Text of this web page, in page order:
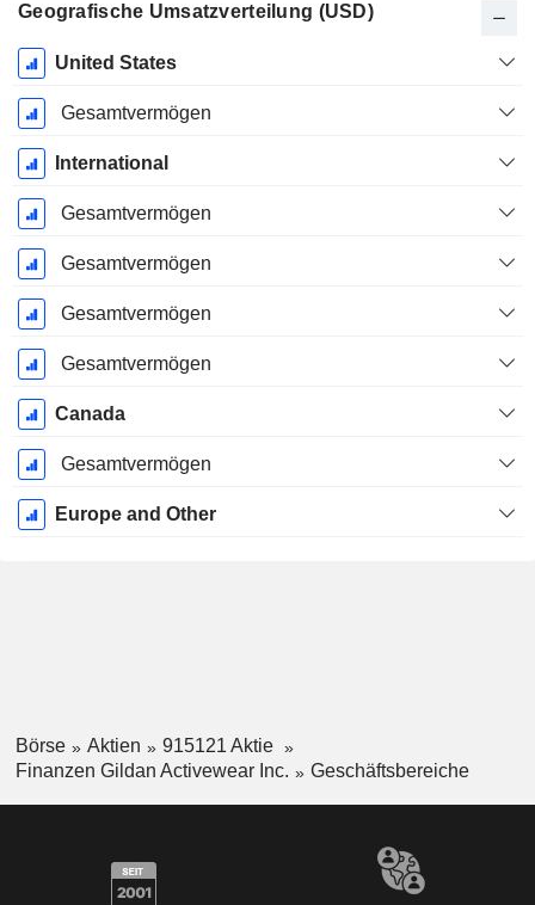
Geografische Umsatzverteilung (USD)
Ende d.
Geschäftsjahres:
Dezember
United States
Gesamtvermögen
International
Gesamtvermögen
Gesamtvermögen
Gesamtvermögen
Gesamtvermögen
Canada
Gesamtvermögen
Europe and Other
Börse Aktien
915121 Aktie
Finanzen Gildan Activewear Inc.
Geschäftsbereiche